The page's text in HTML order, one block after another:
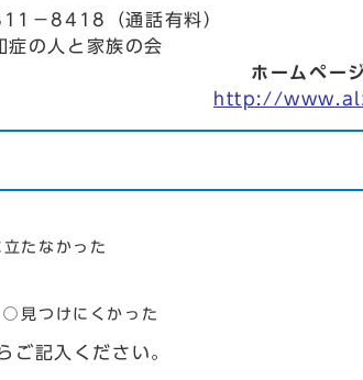
－8418（通話有料）
症の人と家族の会
ホームペー
の会
http://
立たなかった
見つけにくかった
ご記入ください。